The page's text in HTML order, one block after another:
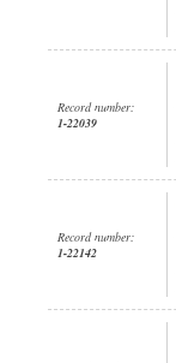
Record number:
1-22039
Record number:
1-22142